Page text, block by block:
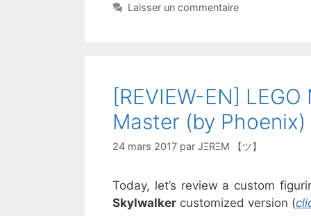
Laisser un commentaire
[REVIEW-EN]
Master (by
24 mars 2017 par JΞRΞM 【ツ】
Today, let’s review a custom
Skylwalker customized version (